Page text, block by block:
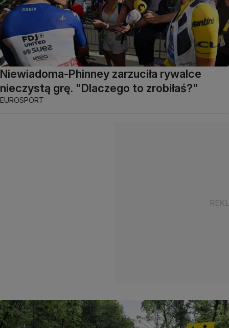
Niewiadoma-Phinney zarzuciła rywalce
nieczystą grę. "Dlaczego to zrobiłaś?"
EUROSPORT